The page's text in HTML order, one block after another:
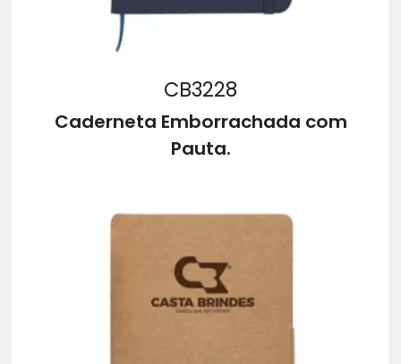
CB3228
Caderneta Emborrachada com
Pauta.